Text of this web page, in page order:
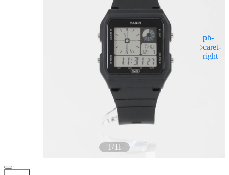
1/11